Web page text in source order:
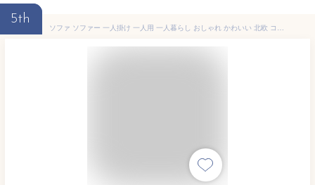
5th
ソファ ソファー 一人掛け 一人用 一人暮らし おしゃれ かわいい 北欧 コンパクト シンプル ネイビー グレー アームレスト ファブリック Sバネ ウィービングベルト クッション付き